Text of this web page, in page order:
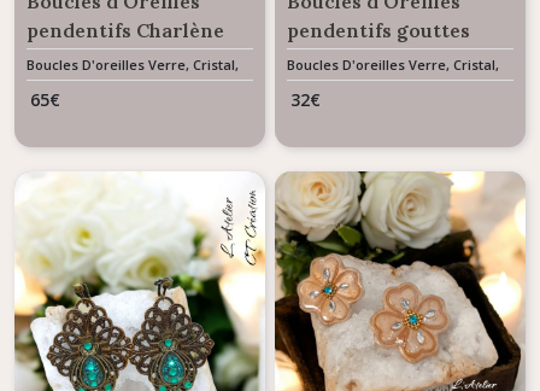
pendentifs Charlène
Cristal et Pierres
Naturelles
Boucles D'oreilles Verre, Cristal,
Résine & Céramique
65€
pendentifs gouttes
Charme d’Orient
Boucles D'oreilles Verre, Cristal,
Résine & Céramique
32€